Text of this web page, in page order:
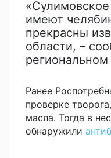
имеют
прекрасны
области, –
Ранее
проверке
масла. Тогда в
обнаружили